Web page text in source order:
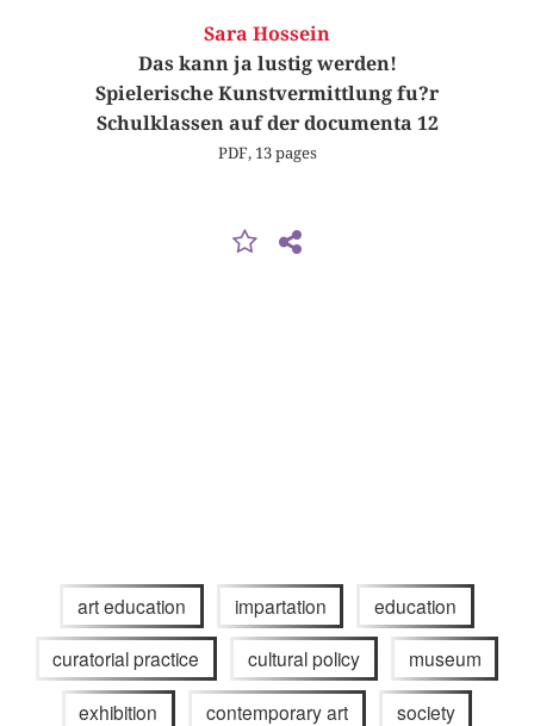
Sara Hossein
Das kann ja lustig werden!
Spielerische Kunstvermittlung fu?r
Schulklassen auf der documenta 12
PDF, 13 pages
art education impartation education
curatorial practice cultural policy museum
exhibition contemporary art society